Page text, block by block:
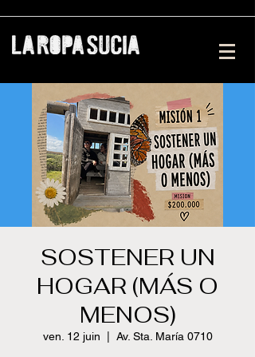
SOSTENER UN
HOGAR (MÁS O
MENOS)
ven. 12 juin Av. Sta. María 0710